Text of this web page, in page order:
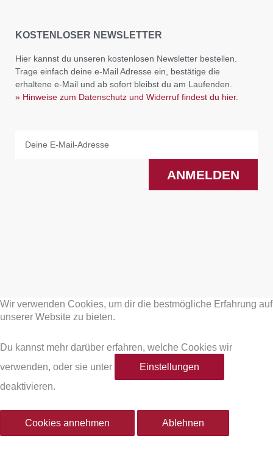
KOSTENLOSER NEWSLETTER
Hier kannst du unseren kostenlosen Newsletter bestellen.
Trage einfach deine e-Mail Adresse ein, bestätige die
erhaltene e-Mail und ab sofort bleibst du am Laufenden.
» Hinweise zum Datenschutz und Widerruf findest du hier.
ANMELDEN
a
e
b
o
o
Wir verwenden Cookies, um dir die bestmögliche Erfahrung auf
unserer Website zu bieten.
Du kannst mehr darüber erfahren, welche Cookies wir
verwenden, oder sie unter
Einstellungen
deaktivieren.
Cookies annehmen Ablehnen